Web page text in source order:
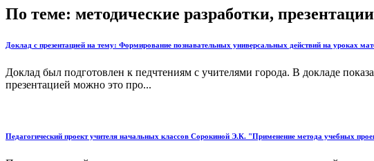
По теме: методические разработки,
Доклад с презентацией на тему: Формирование познавательных универсальных действий на уроках
Доклад был подготовлен к педчтениям с учителями города. В докладе
презентацией можно это про...
Педагогический проект учителя начальных классов Сорокиной Э.К. "Применение метода учебных